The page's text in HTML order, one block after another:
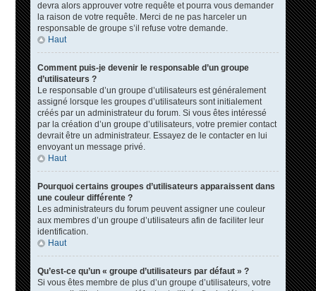
devra alors approuver votre requête et pourra vous demander
la raison de votre requête. Merci de ne pas harceler un
responsable de groupe s’il refuse votre demande.
Haut
Comment puis-je devenir le responsable d’un groupe
d’utilisateurs ?
Le responsable d’un groupe d’utilisateurs est généralement
assigné lorsque les groupes d’utilisateurs sont initialement
créés par un administrateur du forum. Si vous êtes intéressé
par la création d’un groupe d’utilisateurs, votre premier contact
devrait être un administrateur. Essayez de le contacter en lui
envoyant un message privé.
Haut
Pourquoi certains groupes d’utilisateurs apparaissent dans
une couleur différente ?
Les administrateurs du forum peuvent assigner une couleur
aux membres d’un groupe d’utilisateurs afin de faciliter leur
identification.
Haut
Qu’est-ce qu’un « groupe d’utilisateurs par défaut » ?
Si vous êtes membre de plus d’un groupe d’utilisateurs, votre